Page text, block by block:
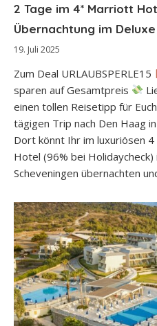
2 Tage im 4* Marriott
Übernachtung im
19. Juli 2025
Zum Deal URLAUBSPERLE15
sparen auf Gesamtpreis
einen tollen Reisetipp für
tägigen Trip nach Den Haag
Dort könnt Ihr im luxuriösen
Hotel (96% bei
Scheveningen übernachten